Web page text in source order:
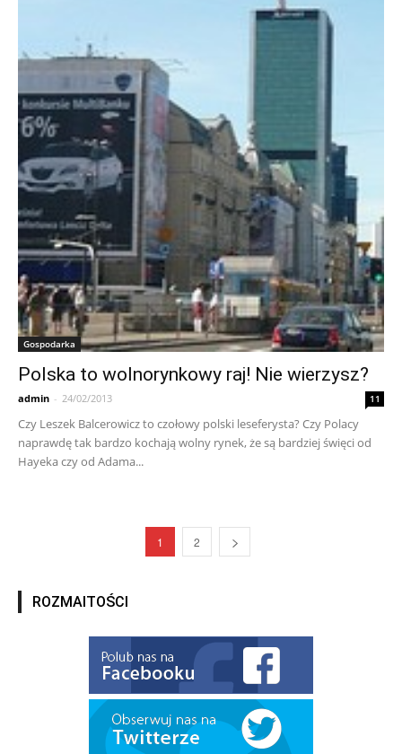
Gospodarka
Polska to wolnorynkowy raj! Nie wierzysz?
admin - 24/02/2013 11
Czy Leszek Balcerowicz to czołowy polski leseferysta? Czy Polacy
naprawdę tak bardzo kochają wolny rynek, że są bardziej święci od
Hayeka czy od Adama...
1 2
ROZMAITOŚCI